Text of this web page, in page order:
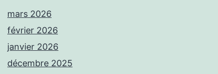
mars 2026
février 2026
janvier 2026
décembre 2025